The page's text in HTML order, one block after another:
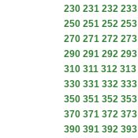
230 231 232 233
250 251 252 253
270 271 272 273
290 291 292 293
310 311 312 313
330 331 332 333
350 351 352 353
370 371 372 373
390 391 392 393